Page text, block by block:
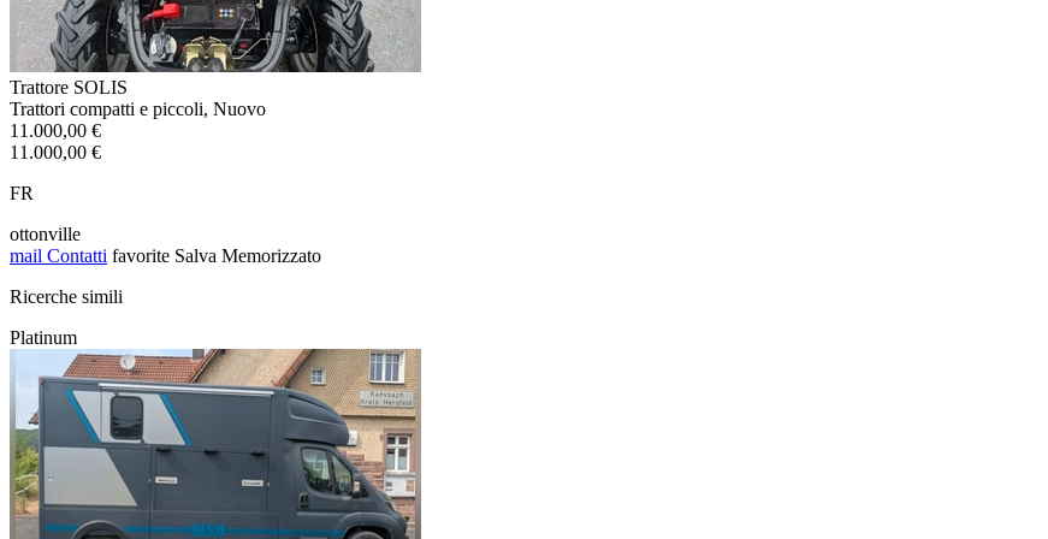
Trattore SOLIS
Trattori compatti e piccoli, Nuovo
11.000,00 €
11.000,00 €
FR
ottonville
mail Contatti favorite Salva Memorizzato
Ricerche simili
Platinum